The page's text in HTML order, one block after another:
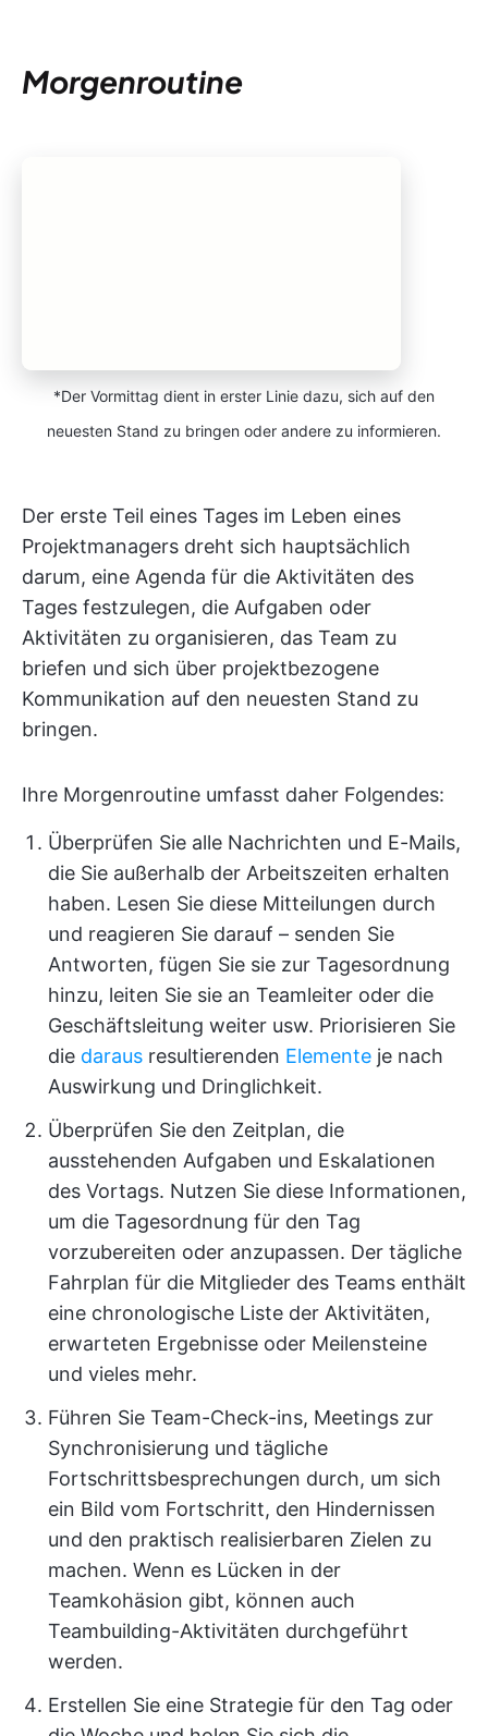
Morgenroutine
*Der Vormittag dient in erster Linie dazu, sich auf den
neuesten Stand zu bringen oder andere zu informieren.
Der erste Teil eines Tages im Leben eines
Projektmanagers dreht sich hauptsächlich
darum, eine Agenda für die Aktivitäten des
Tages festzulegen, die Aufgaben oder
Aktivitäten zu organisieren, das Team zu
briefen und sich über projektbezogene
Kommunikation auf den neuesten Stand zu
bringen.
Ihre Morgenroutine umfasst daher Folgendes:
Überprüfen Sie alle Nachrichten und E-Mails,
die Sie außerhalb der Arbeitszeiten erhalten
haben. Lesen Sie diese Mitteilungen durch
und reagieren Sie darauf – senden Sie
Antworten, fügen Sie sie zur Tagesordnung
hinzu, leiten Sie sie an Teamleiter oder die
Geschäftsleitung weiter usw. Priorisieren Sie
die daraus resultierenden Elemente je nach
Auswirkung und Dringlichkeit.
Überprüfen Sie den Zeitplan, die
ausstehenden Aufgaben und Eskalationen
des Vortags. Nutzen Sie diese Informationen,
um die Tagesordnung für den Tag
vorzubereiten oder anzupassen. Der tägliche
Fahrplan für die Mitglieder des Teams enthält
eine chronologische Liste der Aktivitäten,
erwarteten Ergebnisse oder Meilensteine
und vieles mehr.
Führen Sie Team-Check-ins, Meetings zur
Synchronisierung und tägliche
Fortschrittsbesprechungen durch, um sich
ein Bild vom Fortschritt, den Hindernissen
und den praktisch realisierbaren Zielen zu
machen. Wenn es Lücken in der
Teamkohäsion gibt, können auch
Teambuilding-Aktivitäten durchgeführt
werden.
Erstellen Sie eine Strategie für den Tag oder